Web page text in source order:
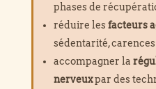
phases de
réduire lesfacteurs
sédentarité, carences
accompagner la
nerveuxpar des